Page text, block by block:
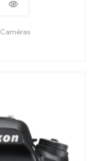
Caméras